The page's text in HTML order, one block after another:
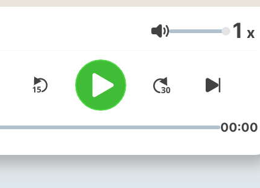
experience, including nine
taught worldwide since 2008,
helping modern meditators
build confidence, inner
wisdom, and joy in their
mindfulness practice, while
purpose. Subscribe for weekly
Ένταση 1 x
00:00